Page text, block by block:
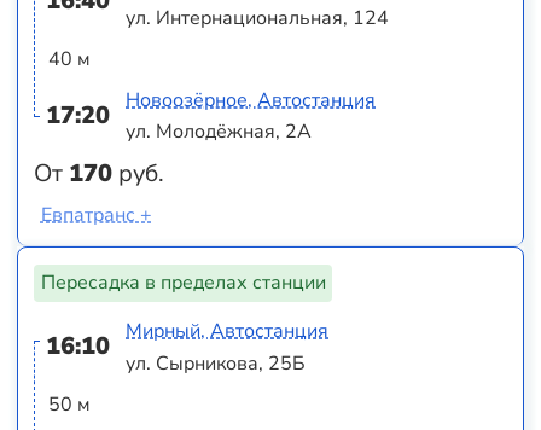
40 м
17:20
От 170 руб.
ул. Интернациональная, 124
Новоозёрное, Автостанция
ул. Молодёжная, 2А
Евпатранс +
Пересадка в пределах станции
16:10
50 м
Мирный, Автостанция
ул. Сырникова, 25Б